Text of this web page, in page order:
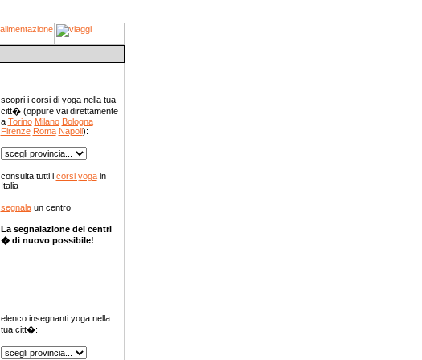
Corsi yoga
scopri i corsi di yoga nella tua
citt� (oppure vai direttamente
a Torino Milano Bologna
Firenze Roma Napoli):
consulta tutti i corsi yogain
Italia
segnalaun centro
La segnalazione dei centri
� di nuovo possibile!
Insegnanti yoga
elenco insegnanti yoga nella
tua citt�: